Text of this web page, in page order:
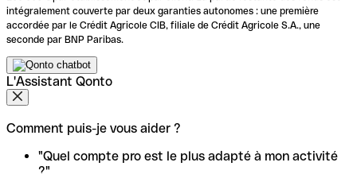
intégralement couverte par deux garanties autonomes : une première
accordée par le Crédit Agricole CIB, filiale de Crédit Agricole S.A., une
seconde par BNP Paribas.
L'Assistant Qonto
Comment puis-je vous aider ?
"Quel compte pro est le plus adapté à mon activité